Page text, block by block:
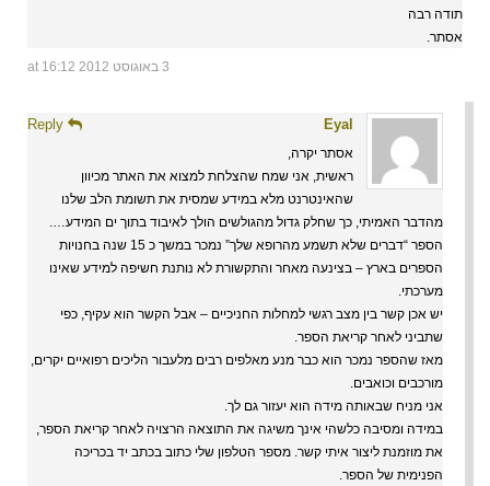
תודה רבה
אסתר.
3 באוגוסט 2012 at 16:12
Eyal
אסתר יקרה,
ראשית, אני שמח שהצלחת למצוא את האתר מכיוון
שהאינטרנט מלא במידע שמסית את תשומת הלב שלנו
מהדבר האמיתי, כך שחלק גדול מהגולשים הולך לאיבוד בתוך ים המידע….
הספר “דברים שלא תשמע מהרופא שלך” נמכר במשך כ 15 שנה בחנויות
הספרים בארץ – בצינעה מאחר והתקשורת לא נותנת חשיפה למידע שאינו
מערכתי.
יש אכן קשר בין מצב רגשי למחלות החניכיים – אבל הקשר הוא עקיף, כפי
שתביני לאחר קריאת הספר.
מאז שהספר נמכר הוא כבר מנע מאלפים רבים מלעבור הליכים רפואיים יקרים,
מורכבים וכואבים.
אני מניח שבאותה מידה הוא יעזור גם לך.
במידה ומסיבה כלשהי אינך משיגה את התוצאה הרצויה לאחר קריאת הספר,
את מוזמנת ליצור איתי קשר. מספר הטלפון שלי כתוב בכתב יד בכריכה
הפנימית של הספר.